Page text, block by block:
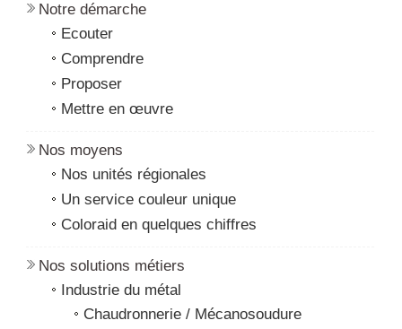
Notre démarche
Ecouter
Comprendre
Proposer
Mettre en œuvre
Nos moyens
Nos unités régionales
Un service couleur unique
Coloraid en quelques chiffres
Nos solutions métiers
Industrie du métal
Chaudronnerie / Mécanosoudure